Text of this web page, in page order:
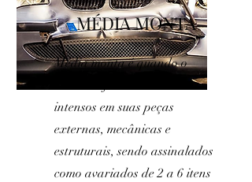
MÉDIA MONTA
Média monta é quando o
intensos em suas peças
externas, mecânicas e
estruturais, sendo assinalados
como avariados de 2 a 6 itens